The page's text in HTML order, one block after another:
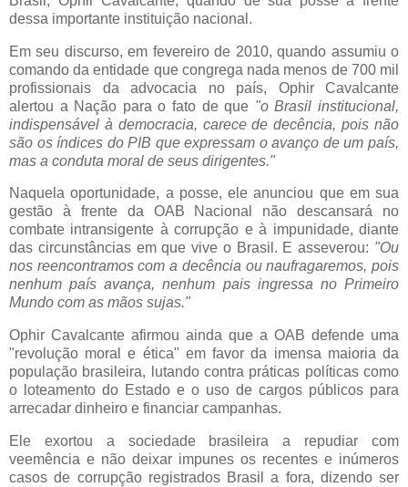
dessa importante instituição nacional.
Em seu discurso, em fevereiro de 2010, quando assumiu o
comando da entidade que congrega nada menos de 700 mil
profissionais da advocacia no país, Ophir Cavalcante
alertou a Nação para o fato de que "o Brasil institucional,
indispensável à democracia, carece de decência, pois não
são os índices do PIB que expressam o avanço de um país,
mas a conduta moral de seus dirigentes."
Naquela oportunidade, a posse, ele anunciou que em sua
gestão à frente da OAB Nacional não descansará no
combate intransigente à corrupção e à impunidade, diante
das circunstâncias em que vive o Brasil. E asseverou: "Ou
nos reencontramos com a decência ou naufragaremos, pois
nenhum país avança, nenhum pais ingressa no Primeiro
Mundo com as mãos sujas."
Ophir Cavalcante afirmou ainda que a OAB defende uma
"revolução moral e ética" em favor da imensa maioria da
população brasileira, lutando contra práticas políticas como
o loteamento do Estado e o uso de cargos públicos para
arrecadar dinheiro e financiar campanhas.
Ele exortou a sociedade brasileira a repudiar com
veemência e não deixar impunes os recentes e inúmeros
casos de corrupção registrados Brasil a fora, dizendo ser